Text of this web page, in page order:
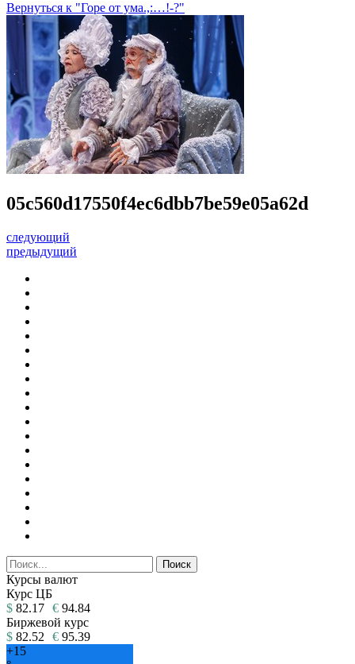
Вернуться к "Горе от ума.,:…!-?"
05c560d17550f4ec6dbb7be59e05a62d
следующий
предыдущий
Курсы валют
Курс ЦБ
$ 82.17 € 94.84
Биржевой курс
$ 82.52 € 95.39
+15